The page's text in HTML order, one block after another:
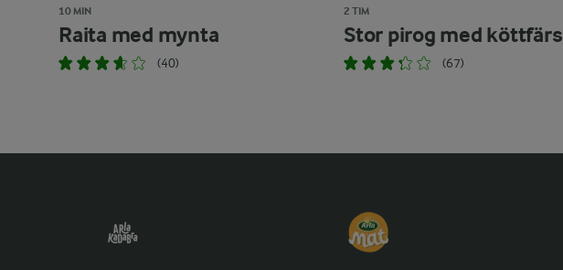
10 MIN
Raita med mynta
(40)
2 TIM
Stor pirog med köttfärs
(67)